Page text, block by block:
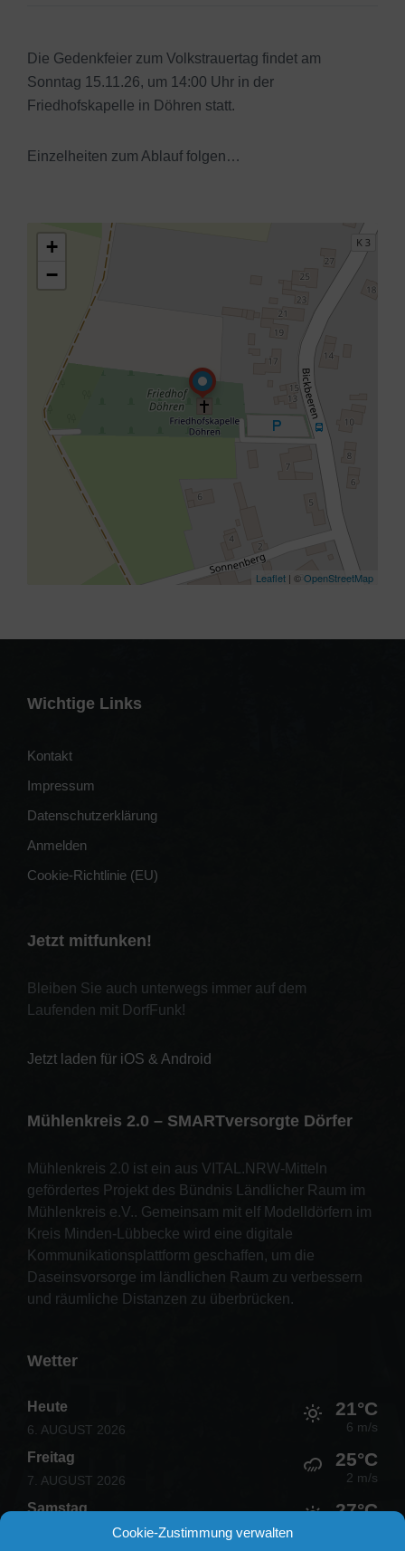
Cookie-Zustimmung verwalten
Die Gedenkfeier zum Volkstrauertag findet am
Sonntag 15.11.26, um 14:00 Uhr in der
Friedhofskapelle in Döhren statt.
Einzelheiten zum Ablauf folgen…
+
−
Leaflet | ©OpenStreetMap
Wichtige Links
Kontakt
Impressum
Datenschutzerklärung
Anmelden
Cookie-Richtlinie (EU)
Jetzt mitfunken!
Bleiben Sie auch unterwegs immer auf dem
Laufenden mit DorfFunk!
Jetzt laden für iOS & Android
Mühlenkreis 2.0 – SMARTversorgte Dörfer
Mühlenkreis 2.0 ist ein aus VITAL.NRW-Mitteln
gefördertes Projekt des Bündnis Ländlicher Raum im
Mühlenkreis e.V.. Gemeinsam mit elf Modelldörfern im
Kreis Minden-Lübbecke wird eine digitale
Kommunikationsplattform geschaffen, um die
Daseinsvorsorge im ländlichen Raum zu verbessern
und räumliche Distanzen zu überbrücken.
Wetter
Heute
6. AUGUST 2026
21°C
6 m/s
Freitag
7. AUGUST 2026
25°C
2 m/s
Samstag
8. AUGUST 2026
27°C